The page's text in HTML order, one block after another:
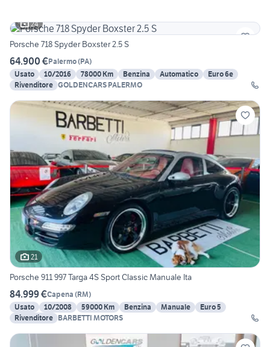
24
Porsche 718 Spyder Boxster 2.5 S
64.900 €Palermo(PA)
Usato
10/2016 78000 Km Benzina Automatico
Euro 6e
Rivenditore GOLDENCARS PALERMO
21
Porsche 911 997 Targa 4S Sport Classic Manuale Ita
84.999 €Capena (RM)
Usato
10/2008 59000 Km Benzina Manuale
Euro 5
Rivenditore BARBETTI MOTORS